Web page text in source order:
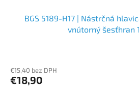
BGS 5189-H17 | Nástrčná
vnútorný šesťhran
€15,40 bez DPH
€18,90